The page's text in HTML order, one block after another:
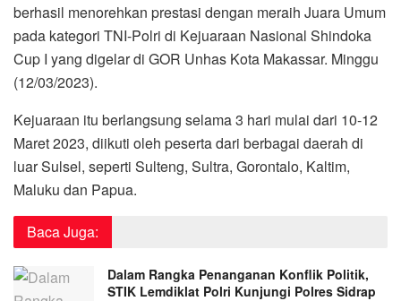
berhasil menorehkan prestasi dengan meraih Juara Umum
pada kategori TNI-Polri di Kejuaraan Nasional Shindoka
Cup I yang digelar di GOR Unhas Kota Makassar. Minggu
(12/03/2023).
Kejuaraan itu berlangsung selama 3 hari mulai dari 10-12
Maret 2023, diikuti oleh peserta dari berbagai daerah di
luar Sulsel, seperti Sulteng, Sultra, Gorontalo, Kaltim,
Maluku dan Papua.
Baca Juga:
Dalam Rangka Penanganan Konflik Politik,
STIK Lemdiklat Polri Kunjungi Polres Sidrap